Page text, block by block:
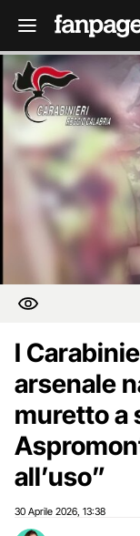
I
arsenale
muretto a
all’uso”
30 Aprile 2026 13:38